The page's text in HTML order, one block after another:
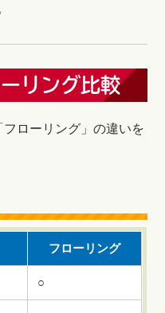
リング比較
ローリング」の違いを
フローリング
○